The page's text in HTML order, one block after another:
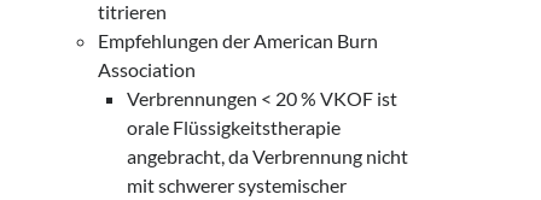
titrieren
Empfehlungen der American Burn
Association
Verbrennungen < 20 % VKOF ist
orale Flüssigkeitstherapie
angebracht, da Verbrennung nicht
mit schwerer systemischer